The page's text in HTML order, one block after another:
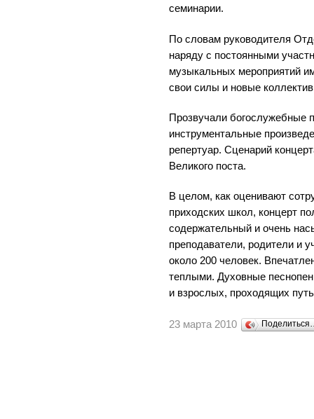
семинарии.
По словам руководителя
наряду с постоянными
музыкальных мероприятий
свои силы и новые
Прозвучали богослужебные
инструментальные
репертуар. Сценарий
Великого поста.
В целом, как оценивают
приходских школ, концерт
содержательный и очень
преподаватели, родители и
около 200 человек.
теплыми. Духовные
и взрослых, проходящих
23 марта 2010